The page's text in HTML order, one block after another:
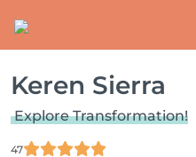
Keren Sierra
Explore Transformation!
47